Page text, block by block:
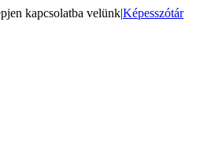
kapcsolatba velünk|Képesszótár